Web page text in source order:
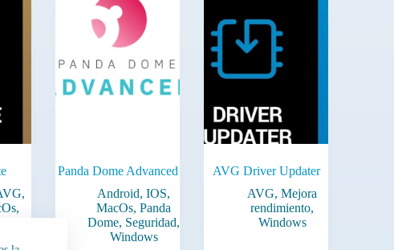
,
,
Panda Dome Advanced
Android, IOS,
MacOs, Panda
Dome, Seguridad,
Windows
AVG Driver Updater
AVG, Mejora
rendimiento,
Windows